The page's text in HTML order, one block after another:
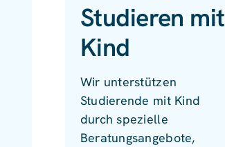
Studieren mit
Kind
Wir unterstützen
Studierende mit Kind
durch spezielle
Beratungsangebote,